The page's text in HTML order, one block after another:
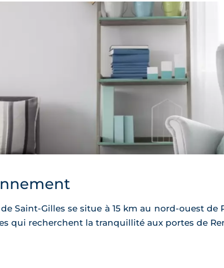
Saint-Gilles se situe à 15 km au nord-ouest de
qui recherchent la tranquillité aux portes de